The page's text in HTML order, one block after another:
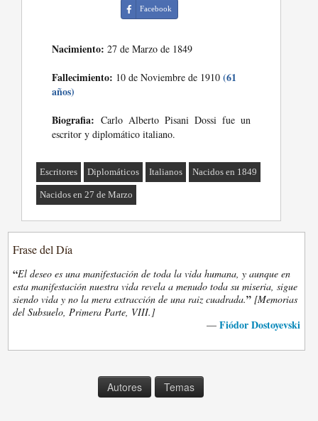
Facebook
Nacimiento: 27 de Marzo de 1849
Fallecimiento: 10 de Noviembre de 1910(61
años)
Biografia: Carlo Alberto Pisani Dossi fue un
escritor y diplomático italiano.
Escritores Diplomáticos Italianos Nacidos en 1849
Nacidos en 27 de Marzo
Frase del Día
“El deseo es una manifestación de toda la vida humana, y aunque en
esta manifestación nuestra vida revela a menudo toda su miseria, sigue
siendo vida y no la mera extracción de una raiz cuadrada.” [Memorias
del Subsuelo, Primera Parte, VIII.]
— Fiódor Dostoyevski
Autores Temas